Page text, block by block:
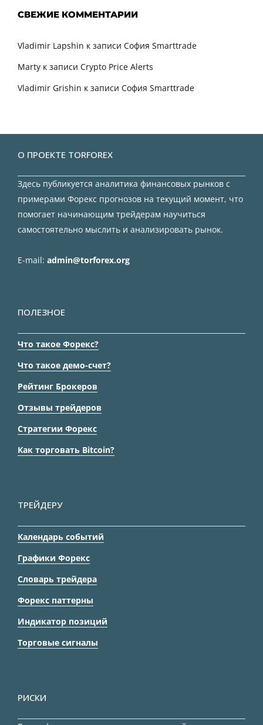
СВЕЖИЕ КОММЕНТАРИИ
Vladimir Lapshin к записи София Smarttrade
Marty к записи Crypto Price Alerts
Vladimir Grishin к записи София Smarttrade
О ПРОЕКТЕ TORFOREX
Здесь публикуется аналитика финансовых рынков с
примерами Форекс прогнозов на текущий момент, что
помогает начинающим трейдерам научиться
самостоятельно мыслить и анализировать рынок.
E-mail: admin@torforex.org
ПОЛЕЗНОЕ
Что такое Форекс?
Что такое демо-счет?
Рейтинг Брокеров
Отзывы трейдеров
Стратегии Форекс
Как торговать Bitcoin?
ТРЕЙДЕРУ
Календарь событий
Графики Форекс
Словарь трейдера
Форекс паттерны
Индикатор позиций
Торговые сигналы
РИСКИ